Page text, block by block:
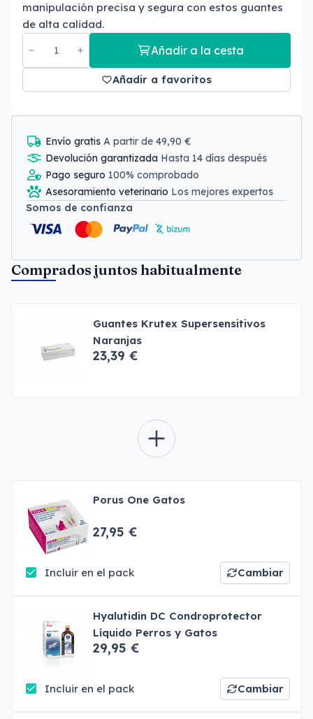
manipulación precisa y segura con estos guantes
de alta calidad.
Añadir a la cesta
Añadir a favoritos
Envío gratis A partir de 49,90 €
Devolución garantizada Hasta 14 días después
Pago seguro 100% comprobado
Asesoramiento veterinario Los mejores expertos
Somos de confianza
Comprados juntos habitualmente
Guantes Krutex Supersensitivos
Naranjas
23,39 €
Porus One Gatos
27,95 €
Incluir en el pack Cambiar
Hyalutidin DC Condroprotector
Líquido Perros y Gatos
29,95 €
Incluir en el pack Cambiar